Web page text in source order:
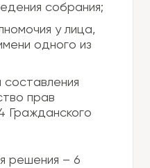
собрания;
у лица,
одного из
прав
Гражданского
решения – 6